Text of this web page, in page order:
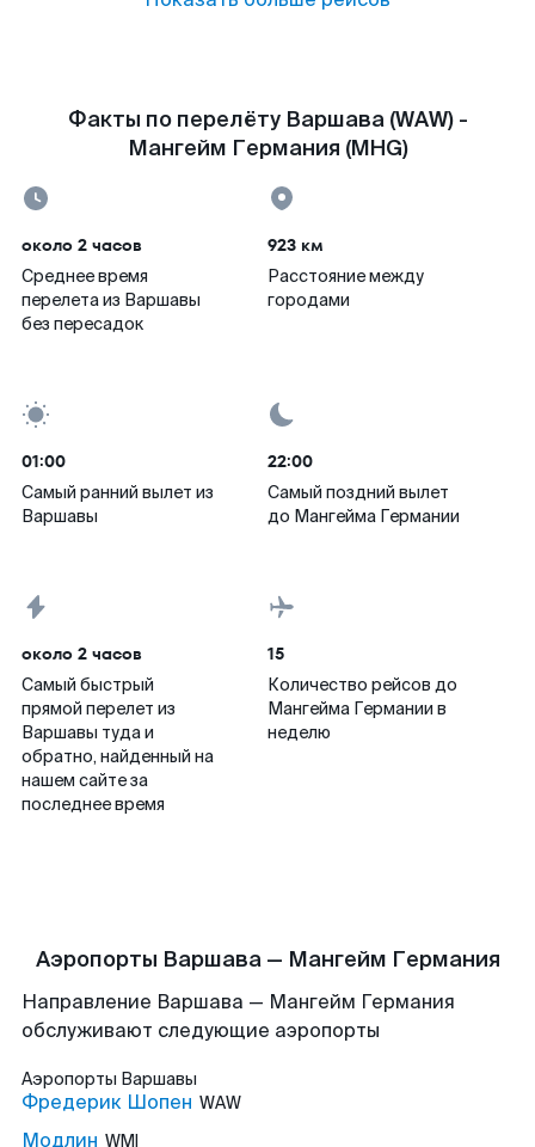
Факты по перелёту Варшава (WAW) -
Мангейм Германия (MHG)
около 2 часов
Среднее время
перелета из Варшавы
без пересадок
923 км
Расстояние между
городами
01:00
Самый ранний вылет из
Варшавы
22:00
Самый поздний вылет
до Мангейма Германии
около 2 часов
Самый быстрый
прямой перелет из
Варшавы туда и
обратно, найденный на
нашем сайте за
последнее время
15
Количество рейсов до
Мангейма Германии в
неделю
Аэропорты Варшава — Мангейм Германия
Направление Варшава — Мангейм Германия
обслуживают следующие аэропорты
Аэропорты Варшавы
Фредерик Шопен WAW
Модлин WMI